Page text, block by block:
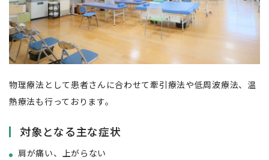
物理療法として患者さんに合わせて牽引療法や低周波療法、温
熱療法も行っております。
対象となる主な症状
肩が痛い、上がらない